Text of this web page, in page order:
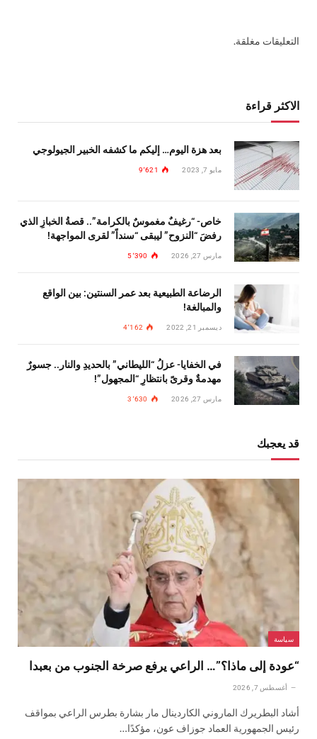
التعليقات مغلقة.
الاكثر قراءة
بعد هزة اليوم… إليكم ما كشفه الخبير الجيولوجي
مايو 7, 2023 9٬621
خاص- “رغيفٌ مغموسٌ بالكرامة”.. قصةُ الخبازِ الذي
رفضَ “النزوح” ليبقى “سنداً” لقرى المواجهة!
مارس 27, 2026 5٬390
الرضاعة الطبيعية بعد عمر السنتين: بين الواقع
والمبالغة!
ديسمبر 21, 2022 4٬162
في الخفايا- عزلُ “الليطاني” بالحديدِ والنار.. جسورٌ
مهدمةٌ وقرىً بانتظارِ “المجهول”!
مارس 27, 2026 3٬630
قد يعجبك
سياسة
“عودة إلى ماذا؟”… الراعي يرفع صرخة الجنوب من بعبدا
أغسطس 7, 2026
أشاد البطريرك الماروني الكاردينال مار بشارة بطرس الراعي بمواقف
رئيس الجمهورية العماد جوزاف عون، مؤكدًا…